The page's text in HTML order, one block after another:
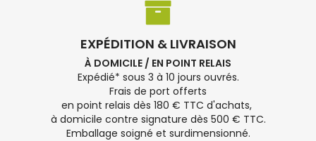
EXPÉDITION & LIVRAISON
À DOMICILE / EN POINT RELAIS
Expédié* sous 3 à 10 jours ouvrés.
Frais de port offerts
en point relais dès 180 € TTC d'achats,
à domicile contre signature dès 500 € TTC.
Emballage soigné et surdimensionné.